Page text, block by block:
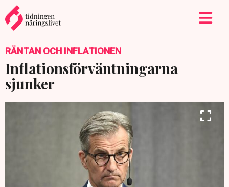
RÄNTAN OCH INFLATIONEN
Inflationsförväntningarna
sjunker